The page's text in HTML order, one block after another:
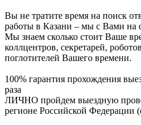
Вы не тратите время на поиск
работы в Казани – мы с Вами на
Мы знаем сколько стоит Ваше
коллцентров, секретарей,
поглотителей Вашего времени.
100% гарантия прохождения
раза
ЛИЧНО пройдем выездную
регионе Российской Федерации